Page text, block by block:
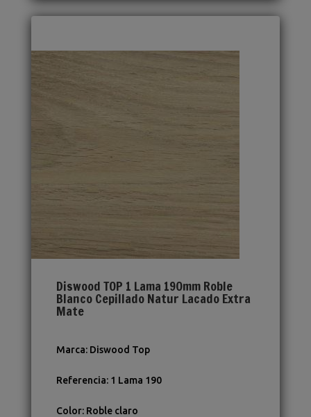
Diswood TOP 1 Lama 190mm Roble
Blanco Cepillado Natur Lacado Extra
Mate
Marca: Diswood Top
Referencia: 1 Lama 190
Color: Roble claro